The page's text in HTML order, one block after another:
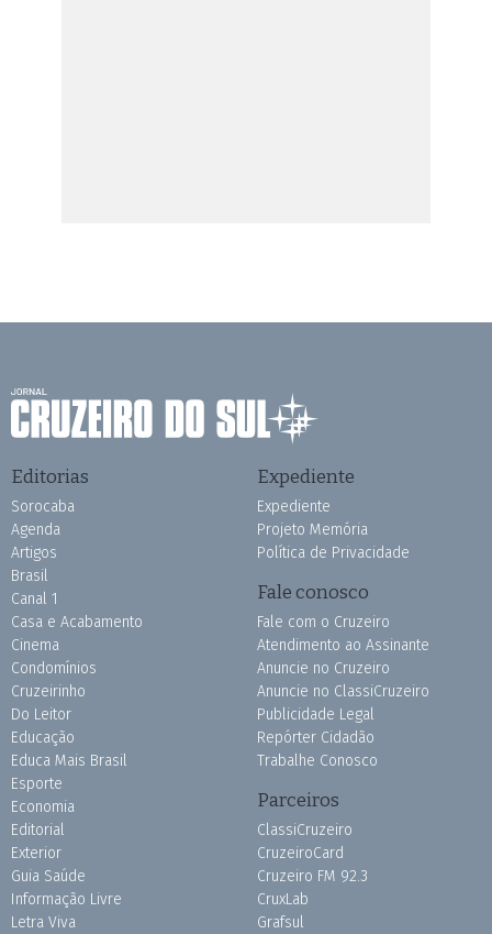
Editorias
Sorocaba
Agenda
Artigos
Brasil
Canal 1
Casa e Acabamento
Cinema
Condomínios
Cruzeirinho
Do Leitor
Educação
Educa Mais Brasil
Esporte
Economia
Editorial
Exterior
Guia Saúde
Informação Livre
Letra Viva
Expediente
Expediente
Projeto Memória
Política de Privacidade
Fale conosco
Fale com o Cruzeiro
Atendimento ao Assinante
Anuncie no Cruzeiro
Anuncie no ClassiCruzeiro
Publicidade Legal
Repórter Cidadão
Trabalhe Conosco
Parceiros
ClassiCruzeiro
CruzeiroCard
Cruzeiro FM 92.3
CruxLab
Grafsul